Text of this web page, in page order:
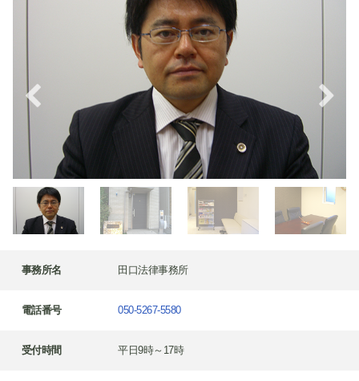
事務所名 田口法律事務所
電話番号 050-5267-5580
受付時間 平日9時～17時